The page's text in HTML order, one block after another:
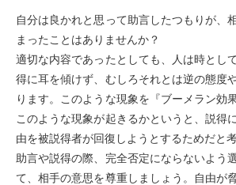
自分は良かれと思って助言したつもりが、
まったことはありませんか？
適切な内容であったとしても、人は時とし
得に耳を傾けず、むしろそれとは逆の態度
ります。このような現象を『ブーメラン効
このような現象が起きるかというと、説得
由を被説得者が回復しようとするためだと
助言や説得の際、完全否定にならないよう
て、相手の意思を尊重しましょう。自由が